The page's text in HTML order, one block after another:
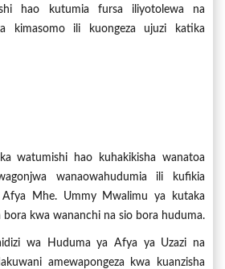
hao kutumia fursa iliyotolewa na
kimasomo ili kuongeza ujuzi katika
watumishi hao kuhakikisha wanatoa
wanaowahudumia ili kufikia
Mhe. Ummy Mwalimu ya kutaka
kwa wananchi na sio bora huduma.
wa Huduma ya Afya ya Uzazi na
amewapongeza kwa kuanzisha